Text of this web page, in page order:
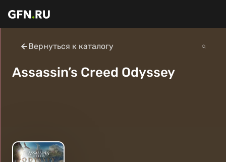
Вернуться к каталогу
Assassin’s Creed Odyssey